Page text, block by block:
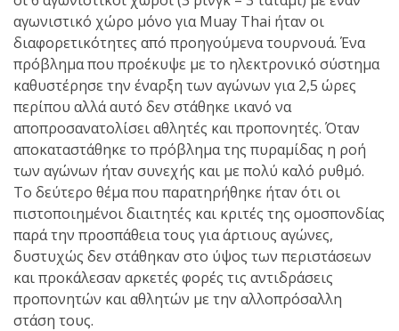
Gracie στο Fight Club
Galatsi!
Ο
Κορυφαίος
Βραζιλιάνος προπονητής
Reyson Gracie Red Belt 9th
Degree, σε σεμινάριο BJJ
για λίγους, στο Fight Club
Galatsi..!
αγωνιστικό χώρο μόνο για Muay Thai ήταν οι
διαφορετικότητες από προηγούμενα τουρνουά. Ένα
πρόβλημα που προέκυψε με το ηλεκτρονικό σύστημα
καθυστέρησε την έναρξη των αγώνων για 2,5 ώρες
περίπου αλλά αυτό δεν στάθηκε ικανό να
αποπροσανατολίσει αθλητές και προπονητές. Όταν
αποκαταστάθηκε το πρόβλημα της πυραμίδας η ροή
των αγώνων ήταν συνεχής και με πολύ καλό ρυθμό.
Το δεύτερο θέμα που παρατηρήθηκε ήταν ότι οι
πιστοποιημένοι διαιτητές και κριτές της ομοσπονδίας
παρά την προσπάθεια τους για άρτιους αγώνες,
δυστυχώς δεν στάθηκαν στο ύψος των περιστάσεων
και προκάλεσαν αρκετές φορές τις αντιδράσεις
προπονητών και αθλητών με την αλλοπρόσαλλη
στάση τους.